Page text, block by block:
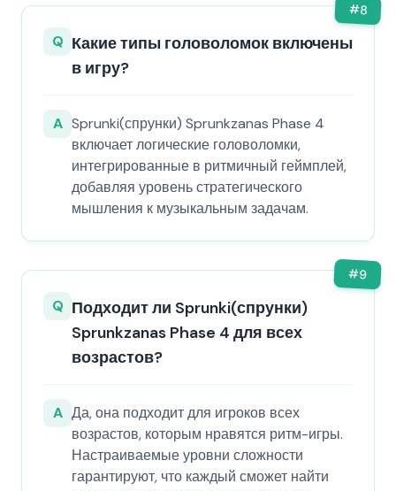
#8
Q Какие типы головоломок включены
в игру?
A Sprunki(спрунки) Sprunkzanas Phase 4
включает логические головоломки,
интегрированные в ритмичный геймплей,
добавляя уровень стратегического
мышления к музыкальным задачам.
#9
Q Подходит ли Sprunki(спрунки)
Sprunkzanas Phase 4 для всех
возрастов?
A Да, она подходит для игроков всех
возрастов, которым нравятся ритм-игры.
Настраиваемые уровни сложности
гарантируют, что каждый сможет найти